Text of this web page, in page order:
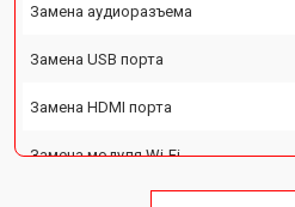
Замена аудиоразъема
Замена USB порта
Замена HDMI порта
Замена модуля Wi-Fi